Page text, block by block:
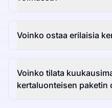
Voinko ostaa erilaisia
Voinko tilata
kertaluonteisen paketin